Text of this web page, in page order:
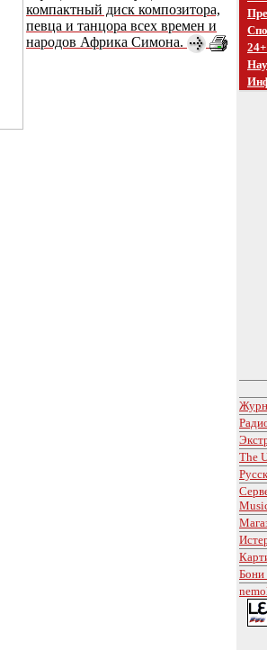
компактный диск композитора,
певца и танцора всех времен и
народов Африка Симона.
The